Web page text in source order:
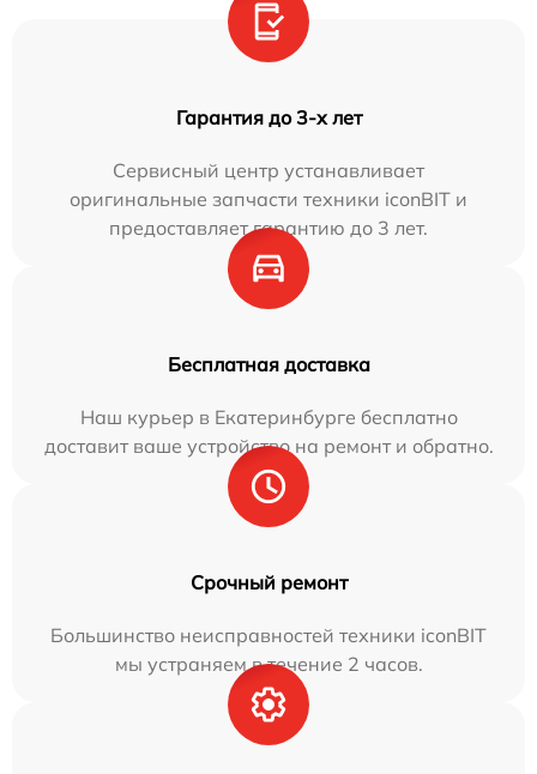
Гарантия до 3-х лет
Сервисный центр устанавливает
оригинальные запчасти техники iconBIT и
предоставляет гарантию до 3 лет.
Бесплатная доставка
Наш курьер в Екатеринбурге бесплатно
доставит ваше устройство на ремонт и обратно.
Срочный ремонт
Большинство неисправностей техники iconBIT
мы устраняем в течение 2 часов.